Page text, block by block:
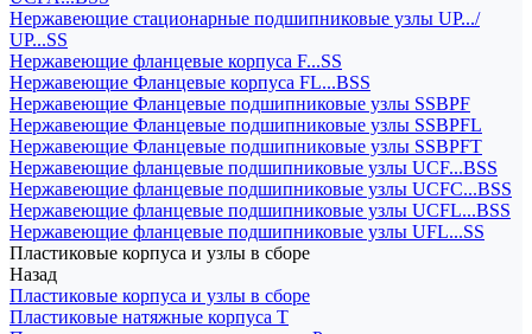
Нержавеющие стационарные подшипниковые узлы UP.../
UP...SS
Нержавеющие фланцевые корпуса F...SS
Нержавеющие Фланцевые корпуса FL...BSS
Нержавеющие Фланцевые подшипниковые узлы SSBPF
Нержавеющие Фланцевые подшипниковые узлы SSBPFL
Нержавеющие Фланцевые подшипниковые узлы SSBPFT
Нержавеющие фланцевые подшипниковые узлы UCF...BSS
Нержавеющие фланцевые подшипниковые узлы UCFC...BSS
Нержавеющие фланцевые подшипниковые узлы UCFL...BSS
Нержавеющие фланцевые подшипниковые узлы UFL...SS
Пластиковые корпуса и узлы в сборе
Назад
Пластиковые корпуса и узлы в сборе
Пластиковые натяжные корпуса T